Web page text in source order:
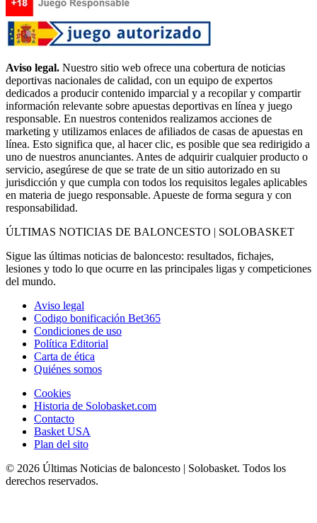
Aviso legal. Nuestro sitio web ofrece una cobertura de noticias
deportivas nacionales de calidad, con un equipo de expertos
dedicados a producir contenido imparcial y a recopilar y compartir
información relevante sobre apuestas deportivas en línea y juego
responsable. En nuestros contenidos realizamos acciones de
marketing y utilizamos enlaces de afiliados de casas de apuestas en
línea. Esto significa que, al hacer clic, es posible que sea redirigido a
uno de nuestros anunciantes. Antes de adquirir cualquier producto o
servicio, asegúrese de que se trate de un sitio autorizado en su
jurisdicción y que cumpla con todos los requisitos legales aplicables
en materia de juego responsable. Apueste de forma segura y con
responsabilidad.
ÚLTIMAS NOTICIAS DE BALONCESTO | SOLOBASKET
Sigue las últimas noticias de baloncesto: resultados, fichajes,
lesiones y todo lo que ocurre en las principales ligas y competiciones
del mundo.
Aviso legal
Codigo bonificación Bet365
Condiciones de uso
Política Editorial
Carta de ética
Quiénes somos
Cookies
Historia de Solobasket.com
Contacto
Basket USA
Plan del sito
© 2026 Últimas Noticias de baloncesto | Solobasket. Todos los
derechos reservados.